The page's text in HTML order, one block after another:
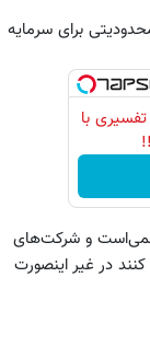
برای سرمایه
با
مهمی‌است و شرکت‌های
در غیر اینصورت
نام کنید